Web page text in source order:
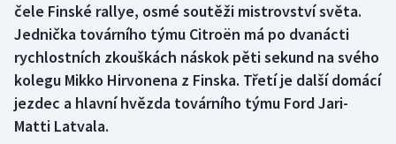
Box
Curling
Dostihy
čele Finské rallye, osmé soutěži mistrovství světa.
Jednička továrního týmu Citroën má po dvanácti
rychlostních zkouškách náskok pěti sekund na svého
kolegu Mikko Hirvonena z Finska. Třetí je další domácí
jezdec a hlavní hvězda továrního týmu Ford Jari-
Matti Latvala.